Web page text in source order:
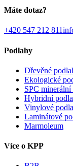
Máte dotaz?
+420 547 212 811
Podlahy
Dřevěné
Ekologické
SPC
Hybridní
Vinylové
Laminátové
Marmoleum
Více o KPP